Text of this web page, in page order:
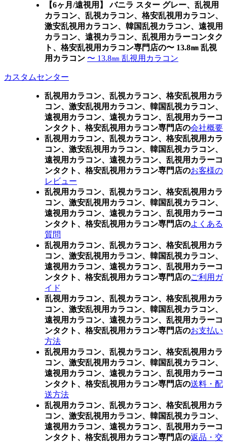
【6ヶ月/遠視用】 バニラ スター グレー、乱視用
カラコン、乱視カラコン、格安乱視用カラコン、
激安乱視用カラコン、韓国乱視カラコン、遠視用
カラコン、遠視カラコン、乱視用カラーコンタク
ト、格安乱視用カラコン専門店の〜 13.8㎜ 乱視
用カラコン 〜 13.8㎜ 乱視用カラコン
カスタムセンター
乱視用カラコン、乱視カラコン、格安乱視用カラ
コン、激安乱視用カラコン、韓国乱視カラコン、
遠視用カラコン、遠視カラコン、乱視用カラーコ
ンタクト、格安乱視用カラコン専門店の会社概要
乱視用カラコン、乱視カラコン、格安乱視用カラ
コン、激安乱視用カラコン、韓国乱視カラコン、
遠視用カラコン、遠視カラコン、乱視用カラーコ
ンタクト、格安乱視用カラコン専門店のお客様の
レビュー
乱視用カラコン、乱視カラコン、格安乱視用カラ
コン、激安乱視用カラコン、韓国乱視カラコン、
遠視用カラコン、遠視カラコン、乱視用カラーコ
ンタクト、格安乱視用カラコン専門店のよくある
質問
乱視用カラコン、乱視カラコン、格安乱視用カラ
コン、激安乱視用カラコン、韓国乱視カラコン、
遠視用カラコン、遠視カラコン、乱視用カラーコ
ンタクト、格安乱視用カラコン専門店のご利用ガ
イド
乱視用カラコン、乱視カラコン、格安乱視用カラ
コン、激安乱視用カラコン、韓国乱視カラコン、
遠視用カラコン、遠視カラコン、乱視用カラーコ
ンタクト、格安乱視用カラコン専門店のお支払い
方法
乱視用カラコン、乱視カラコン、格安乱視用カラ
コン、激安乱視用カラコン、韓国乱視カラコン、
遠視用カラコン、遠視カラコン、乱視用カラーコ
ンタクト、格安乱視用カラコン専門店の送料・配
送方法
乱視用カラコン、乱視カラコン、格安乱視用カラ
コン、激安乱視用カラコン、韓国乱視カラコン、
遠視用カラコン、遠視カラコン、乱視用カラーコ
ンタクト、格安乱視用カラコン専門店の返品・交